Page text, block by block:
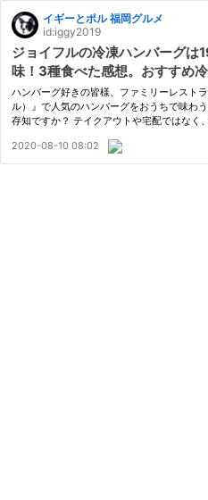
イギーとポル 福岡グルメ
id:iggy2019
ジョイフルの冷凍ハンバーグは
味！3種食べた感想。おすすめ
レビュー】
ハンバーグ好きの皆様、ファミリーレスト
ル）』で人気のハンバーグをおうちで味わ
存知ですか？ テイクアウトや宅配ではなく
す (☆ω☆)！ おうちで手軽に、安くて美味し
た…
2020-08-10 08:02